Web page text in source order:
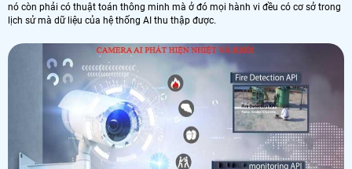
nó còn phải có thuật toán thông minh mà ở đó mọi hành vi đều có cơ sở trong
lịch sử mà dữ liệu của hệ thống AI thu thập được.